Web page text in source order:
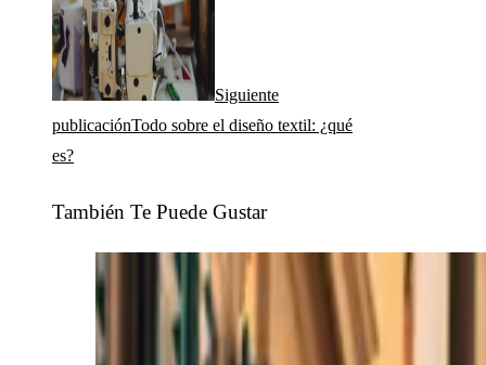
Siguiente
publicaciónTodo sobre el diseño textil: ¿qué
es?
También Te Puede Gustar